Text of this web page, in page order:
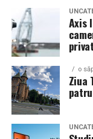
In acest context,
echilibru intre
opteaza pentru
care pot fi folosite
indiferent de
De ce conteaza
Cluj
Axis
o
Ziua